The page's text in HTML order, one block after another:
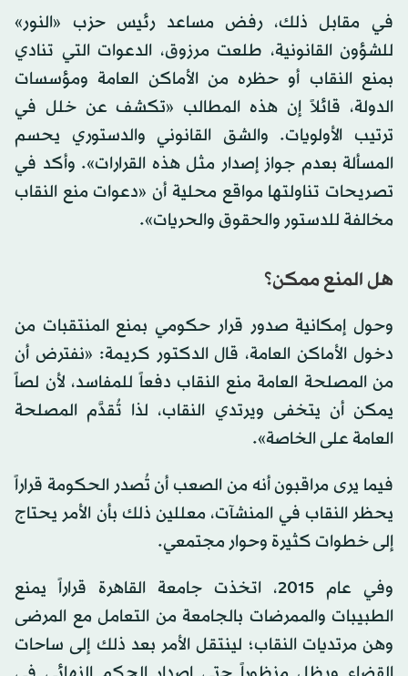
في مقابل ذلك، رفض مساعد رئيس حزب «النور»
للشؤون القانونية، طلعت مرزوق، الدعوات التي تنادي
بمنع النقاب أو حظره من الأماكن العامة ومؤسسات
الدولة، قائلاً إن هذه المطالب «تكشف عن خلل في
ترتيب الأولويات. والشق القانوني والدستوري يحسم
المسألة بعدم جواز إصدار مثل هذه القرارات». وأكد في
تصريحات تناولتها مواقع محلية أن «دعوات منع النقاب
مخالفة للدستور والحقوق والحريات».
هل المنع ممكن؟
وحول إمكانية صدور قرار حكومي بمنع المنتقبات من
دخول الأماكن العامة، قال الدكتور كريمة: «نفترض أن
من المصلحة العامة منع النقاب دفعاً للمفاسد، لأن لصاً
يمكن أن يتخفى ويرتدي النقاب، لذا تُقدَّم المصلحة
العامة على الخاصة».
فيما يرى مراقبون أنه من الصعب أن تُصدر الحكومة قراراً
يحظر النقاب في المنشآت، معللين ذلك بأن الأمر يحتاج
إلى خطوات كثيرة وحوار مجتمعي.
وفي عام 2015، اتخذت جامعة القاهرة قراراً يمنع
الطبيبات والممرضات بالجامعة من التعامل مع المرضى
وهن مرتديات النقاب؛ لينتقل الأمر بعد ذلك إلى ساحات